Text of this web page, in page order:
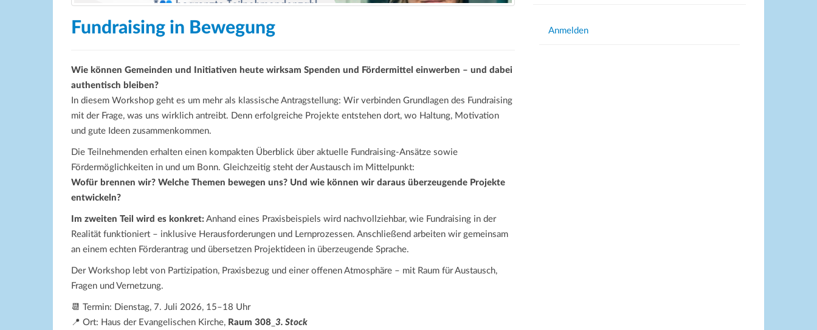
Fundraising in Bewegung
Wie können Gemeinden und Initiativen heute wirksam Spenden und Fördermittel einwerben – und dabei
authentisch bleiben?
In diesem Workshop geht es um mehr als klassische Antragstellung: Wir verbinden Grundlagen des Fundraising
mit der Frage, was uns wirklich antreibt. Denn erfolgreiche Projekte entstehen dort, wo Haltung, Motivation
und gute Ideen zusammenkommen.
Die Teilnehmenden erhalten einen kompakten Überblick über aktuelle Fundraising-Ansätze sowie
Fördermöglichkeiten in und um Bonn. Gleichzeitig steht der Austausch im Mittelpunkt:
Wofür brennen wir? Welche Themen bewegen uns? Und wie können wir daraus überzeugende Projekte
entwickeln?
Im zweiten Teil wird es konkret: Anhand eines Praxisbeispiels wird nachvollziehbar, wie Fundraising in der
Realität funktioniert – inklusive Herausforderungen und Lernprozessen. Anschließend arbeiten wir gemeinsam
an einem echten Förderantrag und übersetzen Projektideen in überzeugende Sprache.
Der Workshop lebt von Partizipation, Praxisbezug und einer offenen Atmosphäre – mit Raum für Austausch,
Fragen und Vernetzung.
📆 Termin: Dienstag, 7. Juli 2026, 15–18 Uhr
📍 Ort: Haus der Evangelischen Kirche, Raum 308 3. Stock
Anmelden